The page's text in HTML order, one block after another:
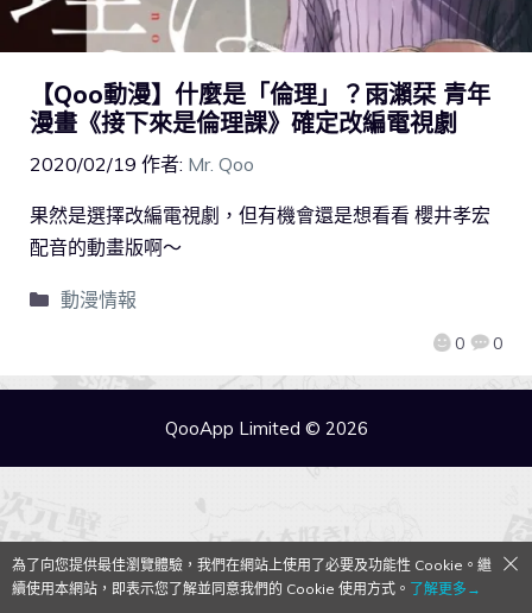
【Qoo動漫】什麼是「倫理」？雨瀨栞 青年
漫畫《接下來是倫理課》確定改編電視劇
2020/02/19 作者: Mr. Qoo
0 0
果然是選擇改編電視劇，但有機會還是想看看 櫻井孝宏
配音的動畫版啊～
動漫情報
QooApp Limited © 2026
為了向您提供最佳瀏覽體驗，我們在網站上使用了必要及功能性 Cookie。繼
續使用本網站，即表示您了解並同意我們的 Cookie 使用方式。 了解更多→